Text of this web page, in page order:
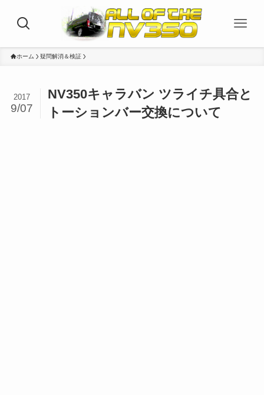
ホーム 疑問解消＆検証
NV350キャラバン ツライチ具合と
トーションバー交換について
2017
9/07